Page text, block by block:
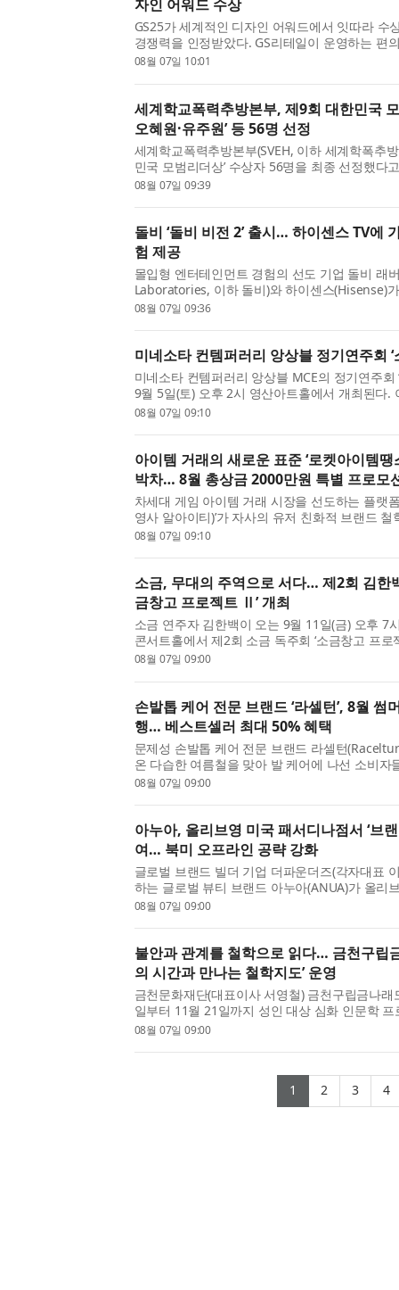
자인 어워드 수상
GS25가 세계적인 디자인 어워드에서 잇따라 수
경쟁력을 인정받았다. GS리테일이 운영하는 편
드닷 디자인 어워드(Red Dot Design Award)’
08월 07일 10:01
세계학교폭력추방본부, 제9회 대한민국
오혜원·유주원’ 등 56명 선정
세계학교폭력추방본부(SVEH, 이하 세계학폭추
민국 모범리더상’ 수상자 56명을 최종 선정했다
더총연맹(WFPL, World Federation of Power
08월 07일 09:39
돌비 ‘돌비 비전 2’ 출시… 하이센스 TV에
험 제공
몰입형 엔터테인먼트 경험의 선도 기업 돌비 래
Laboratories, 이하 돌비)와 하이센스(Hisense)
델에 ‘돌비 비전 2(Dolby Vision 2)’를 탑재하고,
08월 07일 09:36
미네소타 컨템퍼러리 앙상블 정기연주회 ‘
미네소타 컨템퍼러리 앙상블 MCE의 정기연주회
9월 5일(토) 오후 2시 영산아트홀에서 개최된다.
리의 풍경’​을 주제로, 소리가 만들어내는 공간과
08월 07일 09:10
아이템 거래의 새로운 표준 ‘로켓아이템땡
박차… 8월 총상금 2000만원 특별 프로모
차세대 게임 아이템 거래 시장을 선도하는 플랫
영사 알아이티)’가 자사의 유저 친화적 브랜드
월 한 달간 총상금 2000만원 규모의 ‘판매왕·구
08월 07일 09:10
소금, 무대의 주역으로 서다… 제2회 김한
금창고 프로젝트 Ⅱ’ 개최
소금 연주자 김한백이 오는 9월 11일(금) 오후 7
콘서트홀에서 제2회 소금 독주회 ‘소금창고 프
이번 공연은 다섯 작곡가와 협업한 다섯 작품을
08월 07일 09:00
손발톱 케어 전문 브랜드 ‘라셀턴’, 8월 썸
행… 베스트셀러 최대 50% 혜택
문제성 손발톱 케어 전문 브랜드 라셀턴
온 다습한 여름철을 맞아 발 케어에 나선 소비자
일까지 ‘8월 썸머 할인 이벤트’를 진행한다고 밝
08월 07일 09:00
아누아, 올리브영 미국 패서디나점서 ‘브
여… 북미 오프라인 공략 강화
글로벌 브랜드 빌더 기업 더파운더즈(각자대표
하는 글로벌 뷰티 브랜드 아누아(ANUA)가 올리
모션에 참여하며 북미 현지 소비자를 위한 브랜
08월 07일 09:00
불안과 관계를 철학으로 읽다… 금천구립
의 시간과 만나는 철학지도’ 운영
금천문화재단(대표이사 서영철) 금천구립금나
일부터 11월 21일까지 성인 대상 심화 인문학
혜학교 ‘현재의 시간과 만나는 철학지도’를 운영
08월 07일 09:00
1 (current)
2(current)
3 4